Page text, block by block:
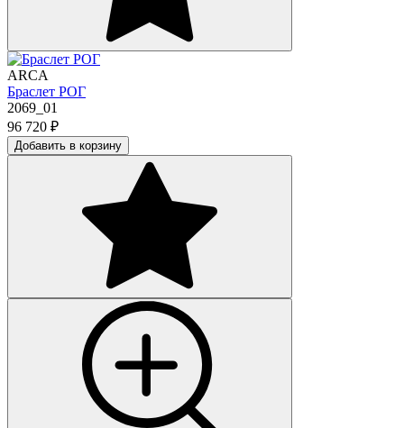
ARCA
Браслет РОГ
2069_01
96 720 ₽
Добавить в корзину